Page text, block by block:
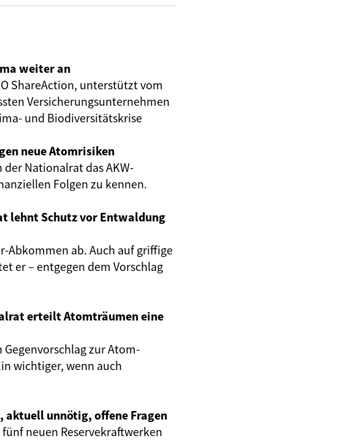
weiter an
ShareAction, unterstützt vom
Versicherungsunternehmen
und Biodiversitätskrise
neue Atomrisiken
Nationalrat das AKW-
Folgen zu kennen.
lehnt Schutz vor Entwaldung
Abkommen ab. Auch auf griffige
er – entgegen dem Vorschlag
erteilt Atomträumen eine
zur Atom-
wichtiger, wenn auch
aktuell unnötig, offene Fragen
neuen Reservekraftwerken